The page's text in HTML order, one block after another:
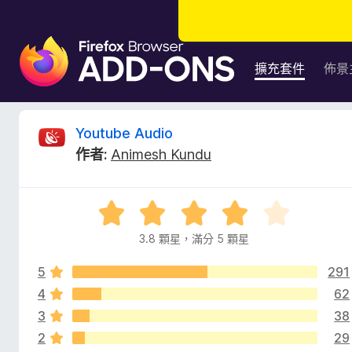
F
i
e
擴充套件 佈景
Y
u
b
Youtube Audio
作者: Animesh Kundu
評
價
分
，
滿
3.8 顆星，滿分 5 顆星
5
291
4
62
3
38
2
29